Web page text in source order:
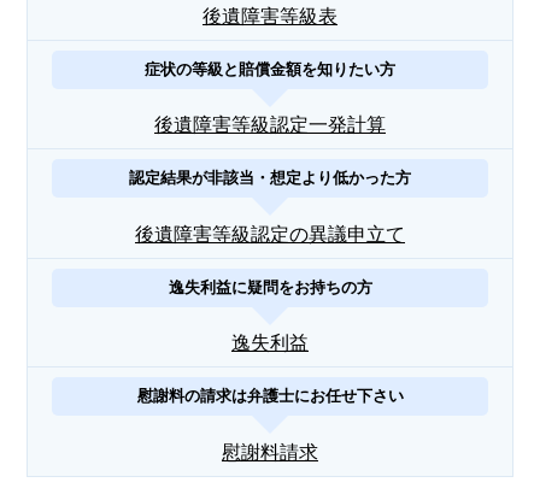
後遺障害等級表
症状の等級と賠償金額を知りたい方
後遺障害等級認定一発計算
認定結果が非該当・想定より低かった方
後遺障害等級認定の異議申立て
逸失利益に疑問をお持ちの方
逸失利益
慰謝料の請求は弁護士にお任せ下さい
慰謝料請求